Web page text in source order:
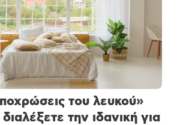
του λευκού»
την ιδανική για